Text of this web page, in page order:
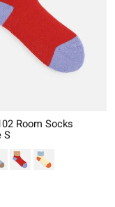
Room Socks
S